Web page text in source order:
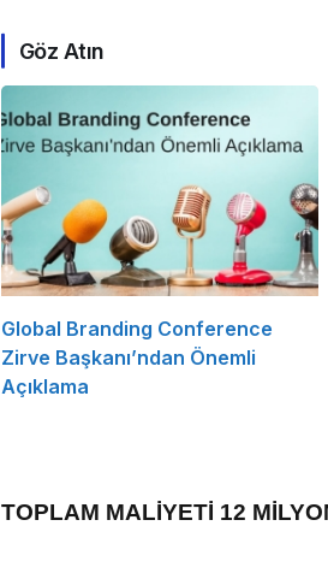
Göz Atın
Global Branding Conference
Zirve Başkanı’ndan Önemli
Açıklama
TOPLAM MALİYETİ 12